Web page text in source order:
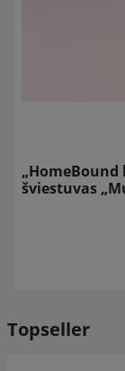
„HomeBound
šviestuvas
Topseller